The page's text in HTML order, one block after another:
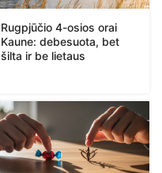
Rugpjūčio 4-osios orai
Kaune: debesuota, bet
šilta ir be lietaus